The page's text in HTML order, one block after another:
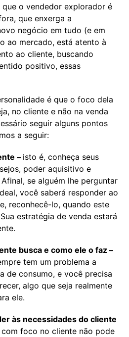
o vendedor explorador é
que enxerga a
negócio em tudo (e em
ao mercado, está atento à
ao cliente, buscando
positivo, essas
é que o foco dela
no cliente e não na venda
seguir alguns pontos
a seguir:
– isto é, conheça seus
poder aquisitivo e
se alguém lhe perguntar
você saberá responder ao
reconhecê-lo, quando este
estratégia de venda estará
busca e como ele o faz –
tem um problema a
de consumo, e você precisa
algo que seja realmente
ele.
às necessidades do cliente
foco no cliente não pode